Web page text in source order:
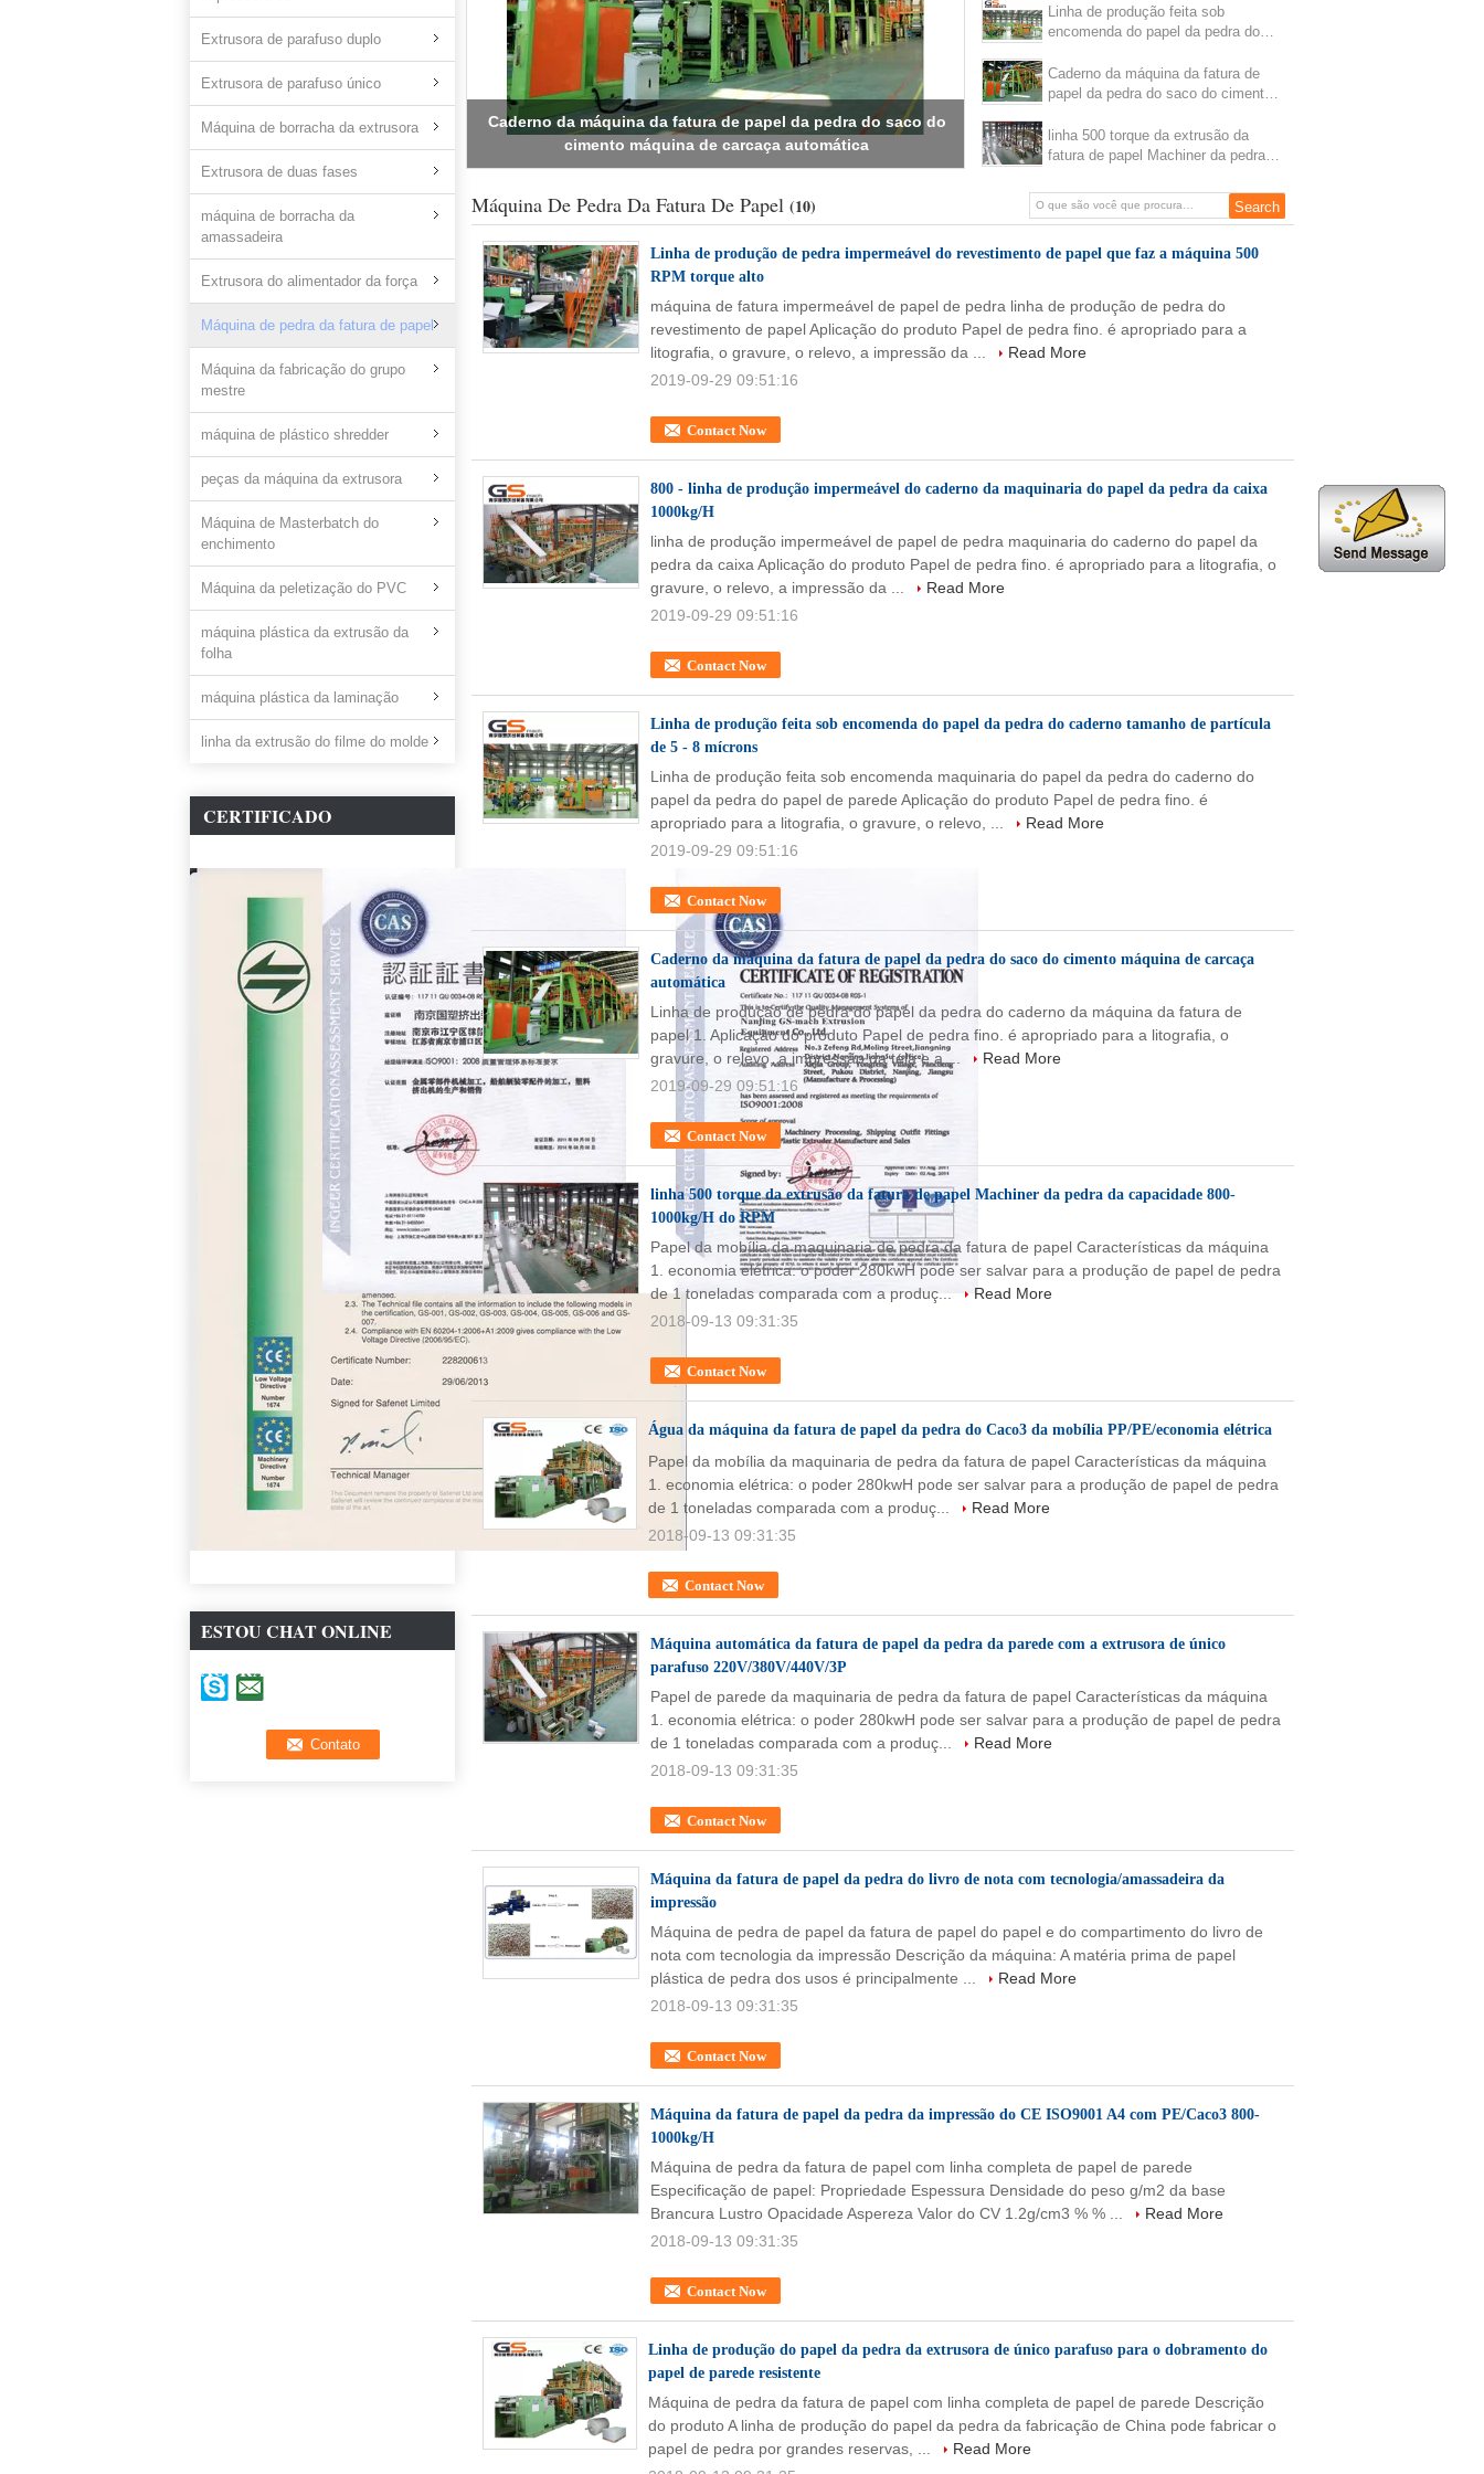
Extrusora de parafuso duplo
Extrusora de parafuso único
Máquina de borracha da extrusora
Extrusora de duas fases
máquina de borracha da
amassadeira
Extrusora do alimentador da força
Máquina de pedra da fatura de papel
Máquina da fabricação do grupo
mestre
máquina de plástico shredder
peças da máquina da extrusora
Máquina de Masterbatch do
enchimento
Máquina da peletização do PVC
máquina plástica da extrusão da
folha
máquina plástica da laminação
linha da extrusão do filme do molde
CERTIFICADO
ESTOU CHAT ONLINE
AGORA
linha 500 torque da extrusão da fatura de papel Machiner da
pedra da capacidade 800-1000kg/H do RPM
caixa 1000kg/H
Linha de produção feita sob
encomenda do papel da pedra do
8 mícrons
Caderno da máquina da fatura de
papel da pedra do saco do cimento
linha 500 torque da extrusão da
fatura de papel Machiner da pedra
RPM
Máquina De Pedra Da Fatura De Papel (10)
Linha de produção de pedra impermeável do revestimento de papel que faz a máquina 500
RPM torque alto
Contact Now
máquina de fatura impermeável de papel de pedra linha de produção de pedra do
revestimento de papel Aplicação do produto Papel de pedra fino. é apropriado para a
litografia, o gravure, o relevo, a impressão da ...
Read More
2019-09-29 09:51:16
800 - linha de produção impermeável do caderno da maquinaria do papel da pedra da caixa
1000kg/H
Contact Now
linha de produção impermeável de papel de pedra maquinaria do caderno do papel da
pedra da caixa Aplicação do produto Papel de pedra fino. é apropriado para a litografia, o
gravure, o relevo, a impressão da ...
Read More
2019-09-29 09:51:16
Linha de produção feita sob encomenda do papel da pedra do caderno tamanho de partícula
de 5 - 8 mícrons
Contact Now
Linha de produção feita sob encomenda maquinaria do papel da pedra do caderno do
papel da pedra do papel de parede Aplicação do produto Papel de pedra fino. é
apropriado para a litografia, o gravure, o relevo, ...
Read More
2019-09-29 09:51:16
Caderno da máquina da fatura de papel da pedra do saco do cimento máquina de carcaça
automática
Contact Now
Linha de produção de pedra do papel da pedra do caderno da máquina da fatura de
papel 1. Aplicação do produto Papel de pedra fino. é apropriado para a litografia, o
gravure, o relevo, a impressão da tela e a ...
Read More
2019-09-29 09:51:16
linha 500 torque da extrusão da fatura de papel Machiner da pedra da capacidade 800-
1000kg/H do RPM
Contact Now
Papel da mobília da maquinaria de pedra da fatura de papel Características da máquina
1. economia elétrica: o poder 280kwH pode ser salvar para a produção de papel de pedra
de 1 toneladas comparada com a produç...
Read More
2018-09-13 09:31:35
Água da máquina da fatura de papel da pedra do Caco3 da mobília PP/PE/economia elétrica
Contact Now
Papel da mobília da maquinaria de pedra da fatura de papel Características da máquina
1. economia elétrica: o poder 280kwH pode ser salvar para a produção de papel de pedra
de 1 toneladas comparada com a produç...
Read More
2018-09-13 09:31:35
Máquina automática da fatura de papel da pedra da parede com a extrusora de único
parafuso 220V/380V/440V/3P
Contact Now
Papel de parede da maquinaria de pedra da fatura de papel Características da máquina
1. economia elétrica: o poder 280kwH pode ser salvar para a produção de papel de pedra
de 1 toneladas comparada com a produç...
Read More
2018-09-13 09:31:35
Máquina da fatura de papel da pedra do livro de nota com tecnologia/amassadeira da
impressão
Contact Now
Máquina de pedra de papel da fatura de papel do papel e do compartimento do livro de
nota com tecnologia da impressão Descrição da máquina: A matéria prima de papel
plástica de pedra dos usos é principalmente ...
Read More
2018-09-13 09:31:35
Máquina da fatura de papel da pedra da impressão do CE ISO9001 A4 com PE/Caco3 800-
1000kg/H
Contact Now
Máquina de pedra da fatura de papel com linha completa de papel de parede
Especificação de papel: Propriedade Espessura Densidade do peso g/m2 da base
Brancura Lustro Opacidade Aspereza Valor do CV 1.2g/cm3 % % ...
Read More
2018-09-13 09:31:35
Linha de produção do papel da pedra da extrusora de único parafuso para o dobramento do
papel de parede resistente
Máquina de pedra da fatura de papel com linha completa de papel de parede Descrição
do produto A linha de produção do papel da pedra da fabricação de China pode fabricar o
papel de pedra por grandes reservas, ...
Read More